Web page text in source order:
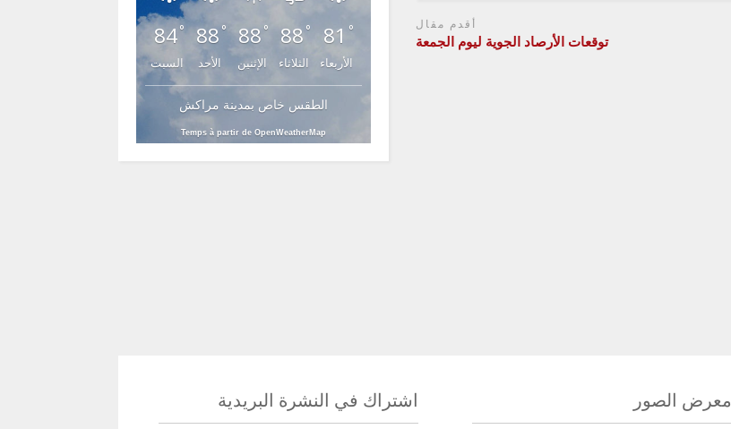
أقدم مقال
توقعات الأرصاد الجوية ليوم الجمعة 84°
السبت
88 °
الأحد
88 °
الإثنين
88 °
الثلاثاء
81 °
الأربعاء
الطقس خاص بمدينة مراكش
Temps à partir de OpenWeatherMap
معرض الصور اشتراك في النشرة البريدية